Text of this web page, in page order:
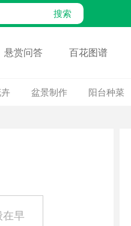
悬赏问答 百花图谱
盆景制作 阳台种菜
在早